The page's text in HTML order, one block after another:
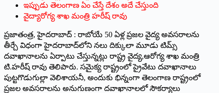
ఇప్పుడు తెలంగాణ ఏం చేస్తే దేశం అదే చేస్తుంది
వైద్యారోగ్య శాఖ మంత్రి హరీష్‌ ‌రావు
ప్రజాతంత్ర, హైదరాబాద్‌ : ‌రాబోయే 50 ఏళ్ల ప్రజల వైద్య అవసరాలను
తీర్చే విధంగా హైదరాబాద్‌లోని నలు దిక్కులా మూడు టిమ్స్
‌దవాఖానాలను ఏర్పాటు చేస్తున్నట్లు రాష్ట్ర వైద్య,ఆరోగ్య శాఖ మంత్రి
టి.హరీష్‌ ‌రావు తెలిపారు. సమైక్య రాష్ట్రంలో ప్రైవేటు దవాఖానాలు
పుట్టగొడుగుల్లా వెలిశాయనీ, అందుకు భిన్నంగా తెలంగాణ రాష్ట్రంలో
ప్రజల అవసరాలను అనుగుణంగా దవాఖానాలలో సౌకర్యాలు